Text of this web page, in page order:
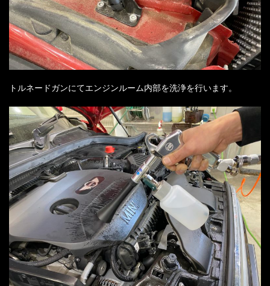
トルネードガンにてエンジンルーム内部を洗浄を行います。